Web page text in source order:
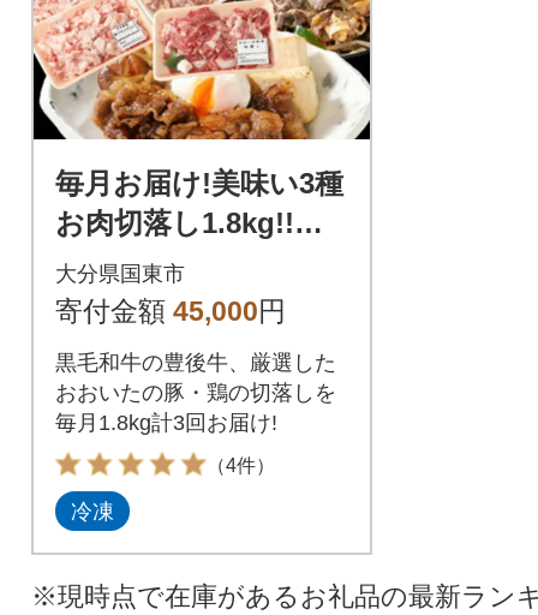
毎月お届け!美味い3種
お肉切落し1.8kg!!定
期便/計3回発送_2166
R
大分県国東市
寄付金額 45,000円
黒毛和牛の豊後牛、厳選した
おおいたの豚・鶏の切落しを
毎月1.8kg計3回お届け!
（4件）
冷凍
※現時点で在庫があるお礼品の最新ラン